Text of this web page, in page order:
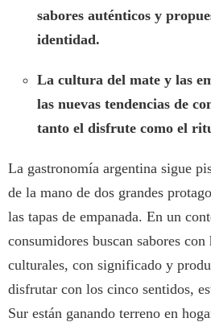
sabores auténticos y
identidad.
La cultura del mate y las
las nuevas tendencias de
tanto el disfrute como el
La gastronomía argentina sigue
de la mano de dos grandes
las tapas de empanada. En un
consumidores buscan sabores
culturales, con significado y
disfrutar con los cinco sentidos,
Sur están ganando terreno en